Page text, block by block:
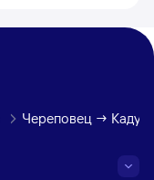
Череповец → Кадуй